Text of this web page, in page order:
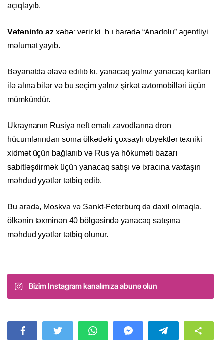
açıqlayıb.
Vətəninfo.az xəbər verir ki, bu barədə “Anadolu” agentliyi
məlumat yayıb.
Bəyanatda əlavə edilib ki, yanacaq yalnız yanacaq kartları
ilə alına bilər və bu seçim yalnız şirkət avtomobilləri üçün
mümkündür.
Ukraynanın Rusiya neft emalı zavodlarına dron
hücumlarından sonra ölkədəki çoxsaylı obyektlər texniki
xidmət üçün bağlanıb və Rusiya hökuməti bazarı
sabitləşdirmək üçün yanacaq satışı və ixracına vaxtaşırı
məhdudiyyətlər tətbiq edib.
Bu arada, Moskva və Sankt-Peterburq da daxil olmaqla,
ölkənin təxminən 40 bölgəsində yanacaq satışına
məhdudiyyətlər tətbiq olunur.
Bizim Instagram kanalımıza abunə olun